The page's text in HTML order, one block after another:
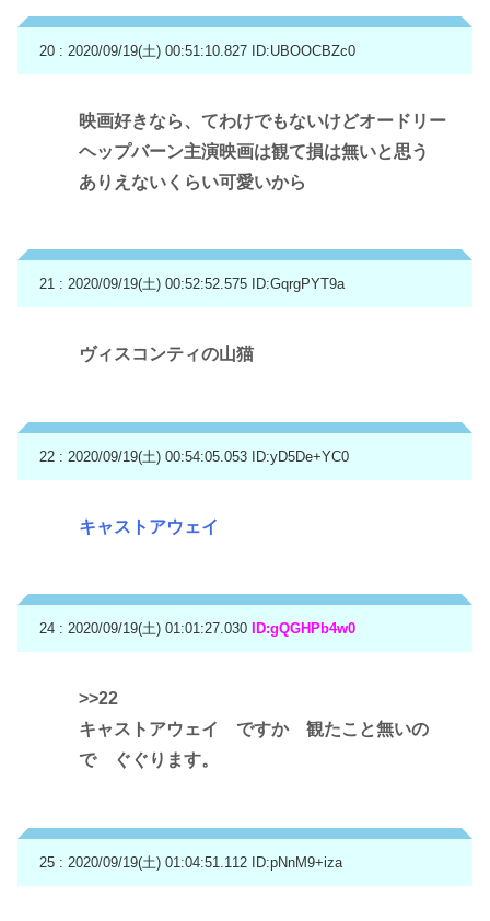
20 : 2020/09/19(土) 00:51:10.827 ID:UBOOCBZc0
映画好きなら、てわけでもないけどオードリー
ヘップバーン主演映画は観て損は無いと思う
ありえないくらい可愛いから
21 : 2020/09/19(土) 00:52:52.575 ID:GqrgPYT9a
ヴィスコンティの山猫
22 : 2020/09/19(土) 00:54:05.053 ID:yD5De+YC0
キャストアウェイ
24 : 2020/09/19(土) 01:01:27.030 ID:gQGHPb4w0
>>22
キャストアウェイ ですか 観たこと無いの
で ぐぐります。
25 : 2020/09/19(土) 01:04:51.112 ID:pNnM9+iza